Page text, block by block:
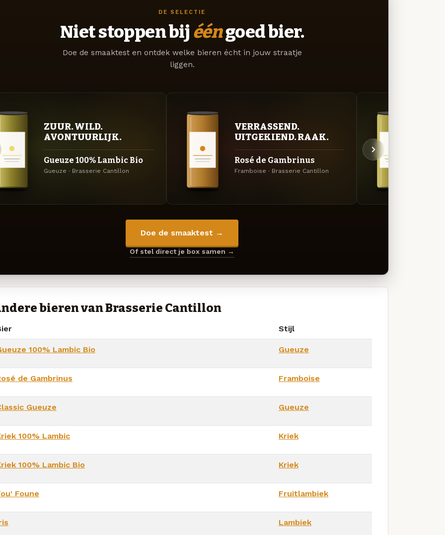
DE SELECTIE
Niet stoppen bij ééngoed bier.
Doe de smaaktest en ontdek welke bieren écht in jouw straatje
liggen.
ZUUR. WILD.
AVONTUURLIJK.
Gueuze 100% Lambic Bio
Gueuze · Brasserie Cantillon
VERRASSEND.
UITGEKIEND. RAAK.
Rosé de Gambrinus
Framboise · Brasserie Cantillon
Doe de smaaktest →
Of stel direct je box samen →
bieren van Brasserie Cantillon
Stijl
100% Lambic Bio Gueuze
de Gambrinus Framboise
Gueuze Gueuze
100% Lambic Kriek
100% Lambic Bio Kriek
Foune Fruitlambiek
Lambiek